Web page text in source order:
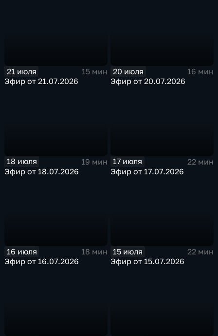
21 июля
15 мин
Эфир от 21.07.2026
20 июля
16 мин
Эфир от 20.07.2026
18 июля
19 мин
Эфир от 18.07.2026
17 июля
22 мин
Эфир от 17.07.2026
16 июля
18 мин
Эфир от 16.07.2026
15 июля
22 мин
Эфир от 15.07.2026